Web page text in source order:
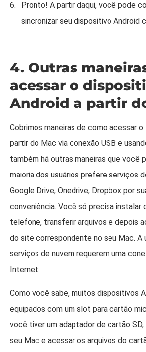
Pronto! A partir daqui, você pode
sincronizar seu dispositivo Android
4. Outras
acessar o
Android a partir
Cobrimos maneiras de como acessar
partir do Mac via conexão USB e
também há outras maneiras que você
maioria dos usuários prefere serviços
Google Drive, Onedrive, Dropbox por
conveniência. Você só precisa instalar
telefone, transferir arquivos e depois
do site correspondente no seu Mac. A
serviços de nuvem requerem uma
Internet.
Como você sabe, muitos dispositivos
equipados com um slot para cartão
você tiver um adaptador de cartão SD,
seu Mac e acessar os arquivos do